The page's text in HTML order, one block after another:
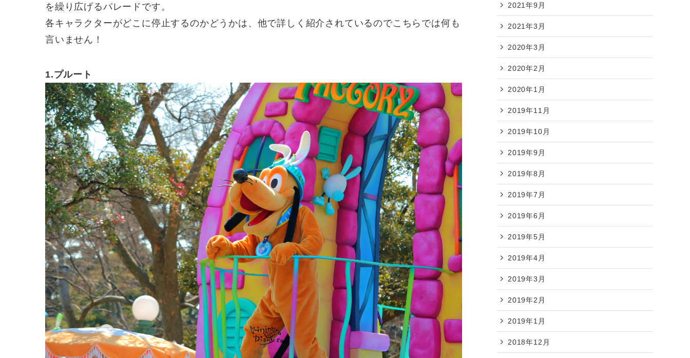
を繰り広げるパレードです。
各キャラクターがどこに停止するのかどうかは、他で詳しく紹介されているのでこちらでは何も
言いません！
1.プルート
2021年9月
2021年3月
2020年3月
2020年2月
2020年1月
2019年11月
2019年10月
2019年9月
2019年8月
2019年7月
2019年6月
2019年5月
2019年4月
2019年3月
2019年2月
2019年1月
2018年12月